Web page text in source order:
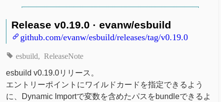
Release v0.19.0 · evanw/esbuild
github.com/evanw/esbuild/releases/tag/v0.19.0
esbuild ReleaseNote
esbuild v0.19.0リリース。
エントリーポイントにワイルドカードを指定できるよう
に、Dynamic Importで変数を含めたパスをbundleできるよ